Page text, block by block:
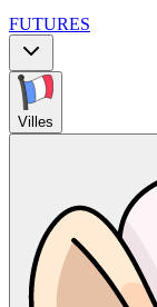
FUTURES
Villes